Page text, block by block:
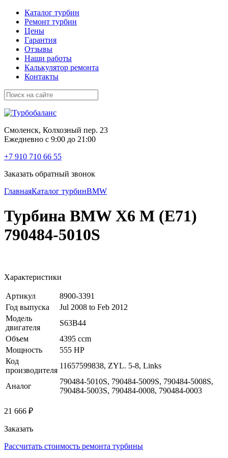
Каталог турбин
Ремонт турбин
Цены
Гарантия
Отзывы
Наши работы
Калькулятор ремонта
Контакты
Смоленск, Колхозный пер. 23
Ежедневно с 9:00 до 21:00
+7 910 710 66 55
Заказать обратный звонок
ГлавнаяКаталог турбинBMW
Турбина BMW X6 M (E71)
790484-5010S
Характеристики
Артикул
8900-3391
Год выпуска
Jul 2008 to Feb 2012
Модель
двигателя
S63B44
Объем
4395 ccm
Мощность
555 HP
Код
производителя
11657599838, ZYL. 5-8, Links
Аналог
790484-5010S, 790484-5009S, 790484-5008S,
790484-5003S, 790484-0008, 790484-0003
21 666 ₽
Заказать
Рассчитать стоимость ремонта турбины